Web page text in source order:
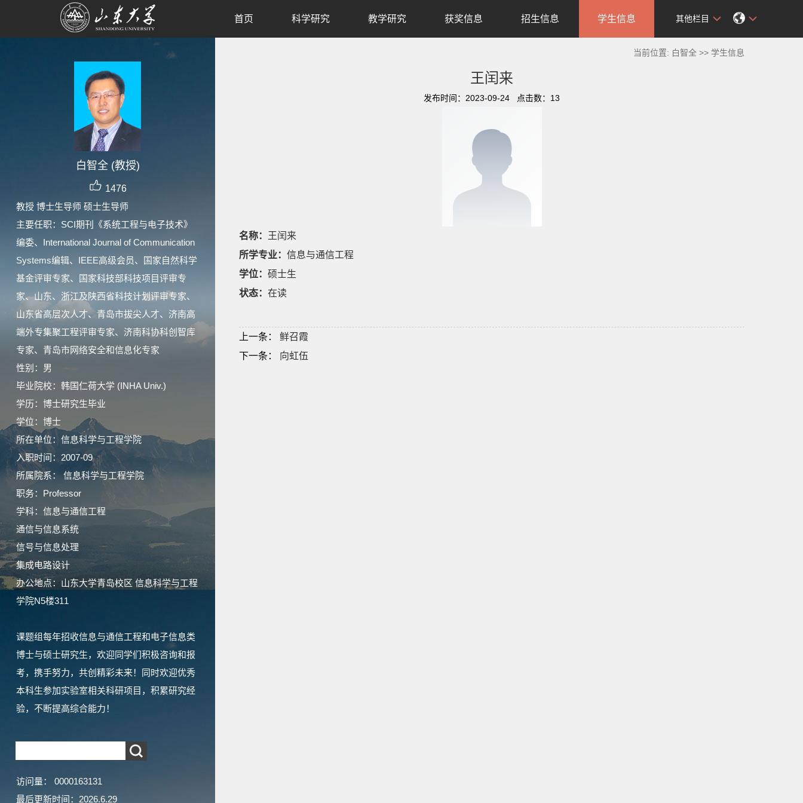
白智全 (教授)
1476
教授 博士生导师 硕士生导师
主要任职：SCI期刊《系统工程与电子技术》
编委、International Journal of Communication
Systems编辑、IEEE高级会员、国家自然科学
基金评审专家、国家科技部科技项目评审专
家、山东、浙江及陕西省科技计划评审专家、
山东省高层次人才、青岛市拔尖人才、济南高
端外专集聚工程评审专家、济南科协科创智库
专家、青岛市网络安全和信息化专家
性别：男
毕业院校：韩国仁荷大学 (INHA Univ.)
学历：博士研究生毕业
学位：博士
所在单位：信息科学与工程学院
入职时间：2007-09
所属院系： 信息科学与工程学院
职务：Professor
学科：信息与通信工程
通信与信息系统
信号与信息处理
集成电路设计
办公地点：山东大学青岛校区 信息科学与工程
学院N5楼311
课题组每年招收信息与通信工程和电子信息类
博士与硕士研究生，欢迎同学们积极咨询和报
考，携手努力，共创精彩未来！同时欢迎优秀
本科生参加实验室相关科研项目，积累研究经
验，不断提高综合能力！
访问量： 0000163131
最后更新时间： 2026.6.29
首页 科学研究 教学研究 获奖信息 招生信息 学生信息 其他栏目
当前位置: 白智全 >> 学生信息
王闰来
发布时间：2023-09-24 点击数： 13
名称：
王闰来
所学专业： 信息与通信工程
学位： 硕士生
状态： 在读
上一条：
鲜召霞
下一条：
向虹伍